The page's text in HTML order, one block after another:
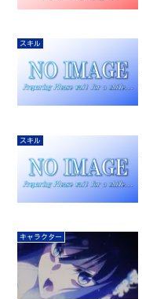
スキル
スキル
キャラクター